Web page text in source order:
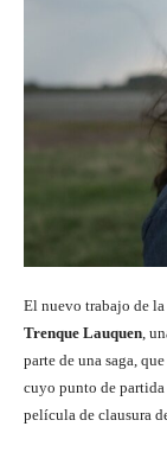
El nuevo trabajo de
Trenque Lauquen ,
parte de una saga,
cuyo punto de partida
película de clausura